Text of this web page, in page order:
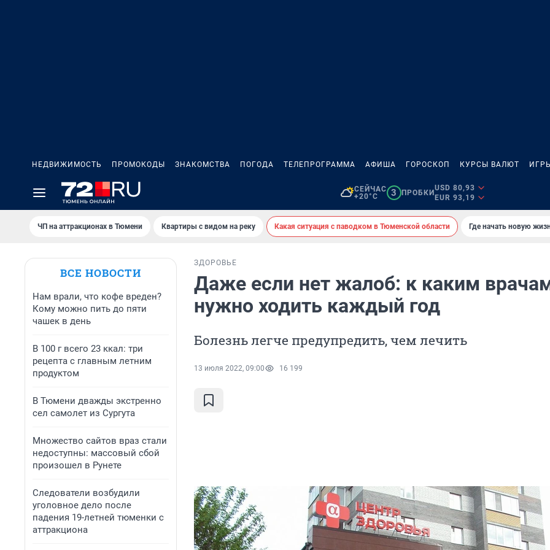
НЕДВИЖИМОСТЬ ПРОМОКОДЫ ЗНАКОМСТВА ПОГОДА ТЕЛЕПРОГРАММА АФИША ГОРОСКОП КУРСЫ ВАЛЮТ
СЕЙЧАС
+20°C
3 ПРОБКИ
USD 80,93
EUR 93,19
ЧП на аттракционах в Тюмени Квартиры с видом на реку Какая ситуация с паводком в Тюменской области Где начать новую
ВСЕ НОВОСТИ
Нам врали, что кофе вреден?
Кому можно пить до пяти
чашек в день
В 100 г всего 23 ккал: три
рецепта с главным летним
продуктом
В Тюмени дважды экстренно
сел самолет из Сургута
Множество сайтов враз стали
недоступны: массовый сбой
произошел в Рунете
Следователи возбудили
уголовное дело после
падения 19-летней тюменки с
аттракциона
ЗДОРОВЬЕ
Даже если нет жалоб: к каким
нужно ходить каждый год
Болезнь легче предупредить, чем лечить
13 июля 2022, 09:00 16 199